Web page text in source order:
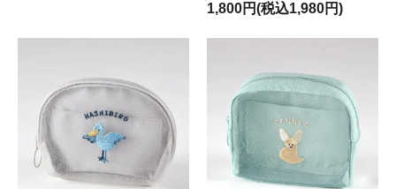
1,800円(税込1,980円)